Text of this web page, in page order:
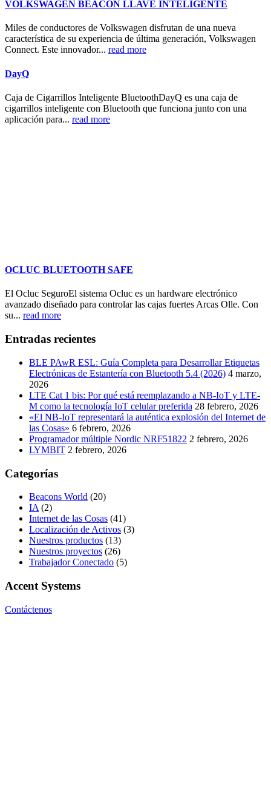
VOLKSWAGEN BEACON LLAVE INTELIGENTE
Miles de conductores de Volkswagen disfrutan de una nueva
característica de su experiencia de última generación, Volkswagen
Connect. Este innovador... read more
DayQ
Caja de Cigarrillos Inteligente BluetoothDayQ es una caja de
cigarrillos inteligente con Bluetooth que funciona junto con una
aplicación para... read more
OCLUC BLUETOOTH SAFE
El Ocluc SeguroEl sistema Ocluc es un hardware electrónico
avanzado diseñado para controlar las cajas fuertes Arcas Olle. Con
su... read more
Entradas recientes
BLE PAwR ESL: Guía Completa para Desarrollar Etiquetas
Electrónicas de Estantería con Bluetooth 5.4 (2026) 4 marzo,
2026
LTE Cat 1 bis: Por qué está reemplazando a NB-IoT y LTE-
M como la tecnología IoT celular preferida 28 febrero, 2026
«El NB-IoT representará la auténtica explosión del Internet de
las Cosas» 6 febrero, 2026
Programador múltiple Nordic NRF51822 2 febrero, 2026
LYMBIT 2 febrero, 2026
Categorías
Beacons World (20)
IA (2)
Internet de las Cosas (41)
Localización de Activos (3)
Nuestros productos (13)
Nuestros proyectos (26)
Trabajador Conectado (5)
Accent Systems
Contáctenos